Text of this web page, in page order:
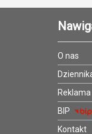
O nas
Reklama
BIP
Kontakt